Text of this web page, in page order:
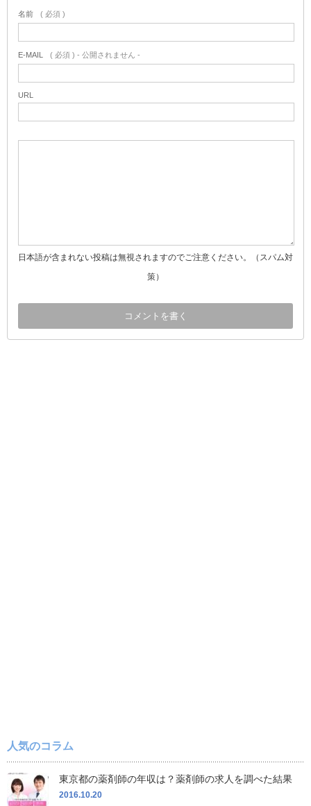
名前 ( 必須 )
E-MAIL ( 必須 ) - 公開されません -
URL
日本語が含まれない投稿は無視されますのでご注意ください。（スパム対
策）
人気のコラム
東京都の薬剤師の年収は？薬剤師の求人を調べた結果
2016.10.20